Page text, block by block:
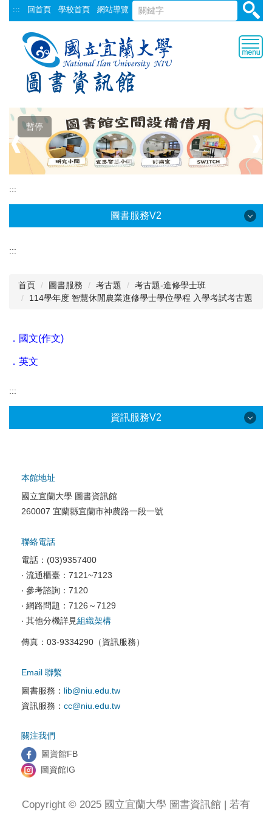
跳
到
::: 回首頁 學校首頁 網站導覽
暫停
❰
:::
圖書服務V2
閱讀與推廣
:::
首頁 圖書服務 考古題
考古題-進修學士班
114學年度 智慧休閒農業進修學士學位學程 入學考試考古題
． 國文(作文)
． 英文
:::
資訊服務V2
校園網路服務
校園資訊安全
電腦教室相關
資訊服務申請
本館地址
國立宜蘭大學 圖書資訊館
260007 宜蘭縣宜蘭市神農路一段一號
聯絡電話
電話：(03)9357400
‧ 流通櫃臺：7121~7123
‧ 參考諮詢：7120
‧ 網路問題：7126～7129
‧ 其他分機詳見組織架構
傳真：03-9334290（資訊服務）
Email 聯繫
圖書服務： lib@niu.edu.tw
資訊服務： cc@niu.edu.tw
關注我們
圖資館FB
圖資館IG
Copyright © 2025 國立宜蘭大學 圖書資訊館 | 若有